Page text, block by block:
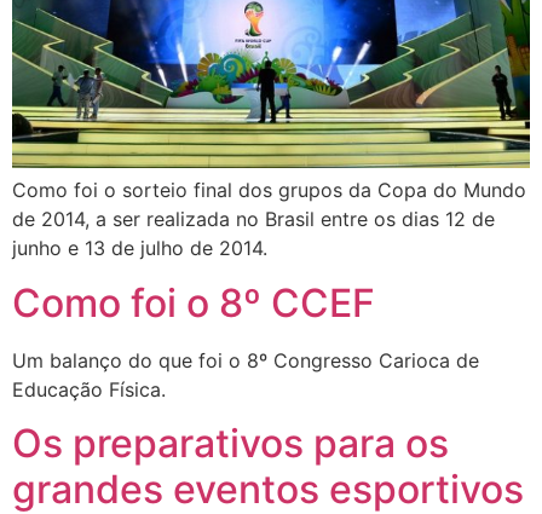
Como foi o sorteio final dos grupos da Copa do Mundo
de 2014, a ser realizada no Brasil entre os dias 12 de
junho e 13 de julho de 2014.
Como foi o 8º CCEF
Um balanço do que foi o 8º Congresso Carioca de
Educação Física.
Os preparativos para os
grandes eventos esportivos